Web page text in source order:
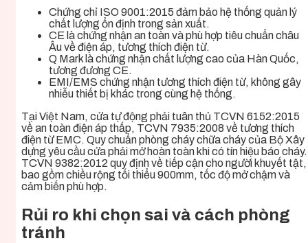
Chứng chỉ ISO 9001:2015 đảm bảo hệ thống quản lý
chất lượng ổn định trong sản xuất.
CE là chứng nhận an toàn và phù hợp tiêu chuẩn châu
Âu về điện áp, tương thích điện từ.
Q Mark là chứng nhận chất lượng cao của Hàn Quốc,
tương đương CE.
EMI/EMS chứng nhận tương thích điện từ, không gây
nhiễu thiết bị khác trong cùng hệ thống.
Tại Việt Nam, cửa tự động phải tuân thủ TCVN 6152:2015
về an toàn điện áp thấp, TCVN 7935:2008 về tương thích
điện từ EMC. Quy chuẩn phòng cháy chữa cháy của Bộ Xây
dựng yêu cầu cửa phải mở hoàn toàn khi có tín hiệu báo cháy.
TCVN 9382:2012 quy định về tiếp cận cho người khuyết tật,
bao gồm chiều rộng tối thiểu 900mm, tốc độ mở chậm và
cảm biến phù hợp.
Rủi ro khi chọn sai và cách phòng
tránh